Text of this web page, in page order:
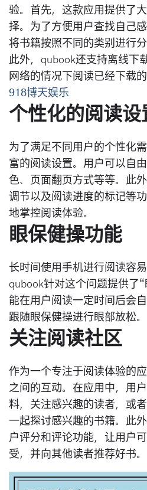
验。首先，这款应用提供了
择。为了方便用户查找自己
将书籍按照不同的类别进行
此外，qubook还支持离线下
网络的情况下阅读已经下载的
918博天娱乐
个性化的阅读设
为了满足不同用户的个性化
富的阅读设置。用户可以自
色、页面翻页方式等等。此
调节以及阅读进度的标记等
地掌控阅读体验。
眼保健操功能
长时间使用手机进行阅读容
qubook针对这个问题提供了
能在用户阅读一定时间后会
跟随眼保健操进行眼部放松。
关注阅读社区
作为一个专注于阅读体验的
之间的互动。在应用中，用
料，关注感兴趣的读者，或
一起探讨感兴趣的书籍。此
户评分和评论功能，让用户
受，并向其他读者推荐好书。